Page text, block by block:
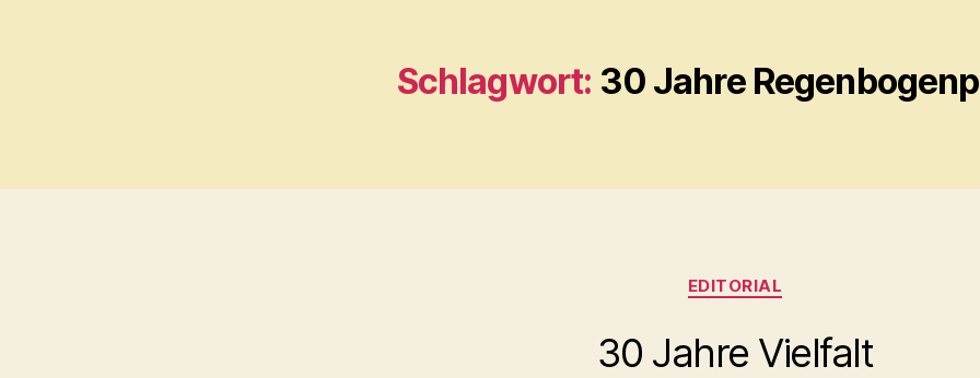
Schlagwort: 30 Jahre
Kategorien
EDITORIAL
30 Jahre Vielfalt